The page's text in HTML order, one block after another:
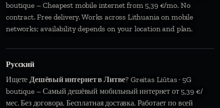
boutique – Cheapest mobile internet from 5,39 €/mo. No
contract. Free delivery. Works across Lithuania on mobile
networks; availability depends on your location and plan.
Русский
ИщетеДешёвый интернет в Литве? Greitas Liūtas · 5G
boutique – Самый дешёвый мобильный интернет от 5,39 €/
мес. Без договора. Бесплатная доставка. Работает по всей